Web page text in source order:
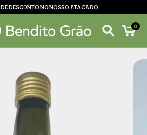
DESCONTO NO NOSSO ATACADO
0